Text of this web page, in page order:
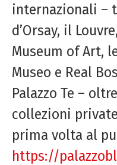
internazionali –
d’Orsay, il
Museum of Art,
Museo e Real
Palazzo Te –
collezioni
prima volta al
https://